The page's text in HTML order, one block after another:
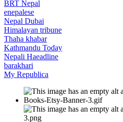
BRT Nepal
enepalese
Nepal Dubai
Himalayan tribune
Thaha khabar
Kathmandu Today
Nepali Haeadline
barakhari
My Republica